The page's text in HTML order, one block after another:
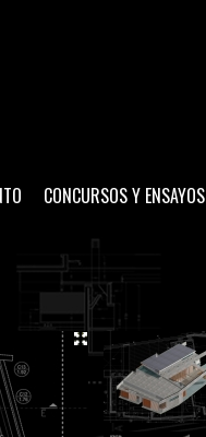
CONCURSOS Y ENSAYOS